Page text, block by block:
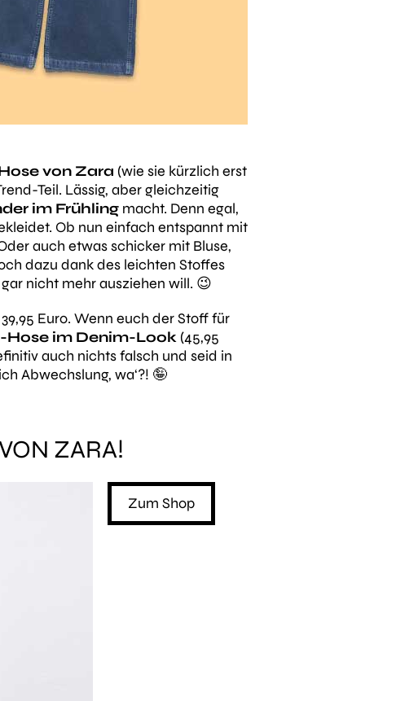
von Zara (wie sie kürzlich erst
Teil. Lässig, aber gleichzeitig
im Frühling macht. Denn egal,
Ob nun einfach entspannt mit
auch etwas schicker mit Bluse,
dazu dank des leichten Stoffes
nicht mehr ausziehen will. 😉
Euro. Wenn euch der Stoff für
Hose im Denim-Look (45,95
auch nichts falsch und seid in
Abwechslung, wa‘?! 🤪
ZARA!
Zum Shop